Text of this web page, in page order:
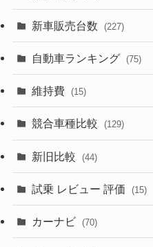
(357)
(328)
(253)
(242)
(85)
(84)
(50)
(58)
(28)
(8)
(3)
(3)
新車販売台数 (227)
(21)
(5)
(7)
自動車ランキング (75)
維持費 (15)
競合車種比較 (129)
新旧比較 (44)
試乗 レビュー 評価 (15)
カーナビ (70)